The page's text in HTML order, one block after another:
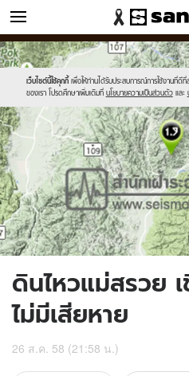
ข่าว
เว็บไซต์นี้ใช้คุกกี้ เพื่อให้ท่านได้รับประสบการณ์การใช้งานที่ดี
ของเรา โปรดศึกษาเพิ่มเติมที่ นโยบายความเป็นส่วนตัว และ
Sanook
//s.isanook.com/sr/0/images/logo-
new-
sanook.png
600
60
//s.isanook.com/ns/0/ud/370/
01.jpg
ดินไหวแม่สรวย
ไม่มีเสียหาย
26 ส.ค. 58 (21:58 น.)